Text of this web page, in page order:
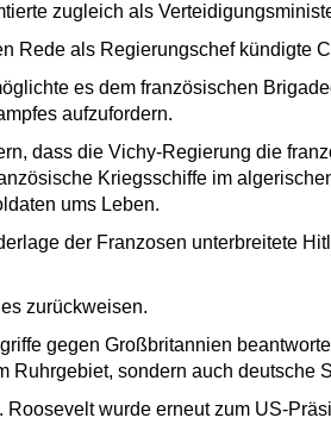
zugleich als
Rede als Regierungschef kündigte
es dem französischen
aufzufordern.
dass die Vichy-Regierung die
Kriegsschiffe im
ums Leben.
der Franzosen unterbreitete
zurückweisen.
gegen Großbritannien
Ruhrgebiet, sondern auch deutsche
wurde erneut zum US-